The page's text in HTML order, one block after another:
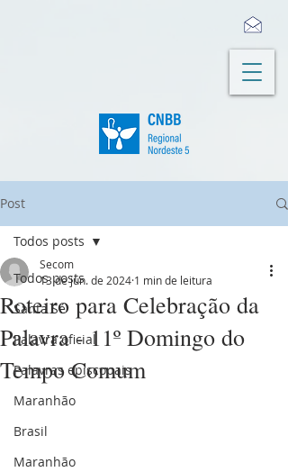
Post
Todos posts
Santa Sé
Palavra oficial
Palavras episcopais
Maranhão
Brasil
Maranhão
Todos posts
Roteiro para Celebração da
Palavra - 11º Domingo do
Tempo Comum
Secom
13 de jun. de 2024 1 min de leitura